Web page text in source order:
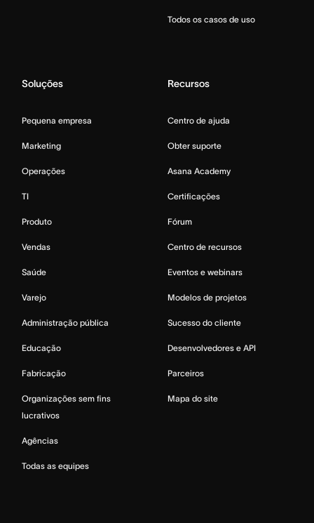
Todos os casos de uso
Soluções
Pequena empresa
Marketing
Operações
TI
Produto
Vendas
Saúde
Varejo
Administração pública
Educação
Fabricação
Organizações sem fins
lucrativos
Agências
Todas as equipes
Recursos
Centro de ajuda
Obter suporte
Asana Academy
Certificações
Fórum
Centro de recursos
Eventos e webinars
Modelos de projetos
Sucesso do cliente
Desenvolvedores e API
Parceiros
Mapa do site